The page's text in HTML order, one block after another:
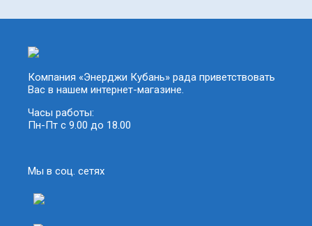
Компания «Энерджи Кубань» рада приветствовать
Вас в нашем интернет-магазине.
Часы работы:
Пн-Пт с 9.00 до 18.00
Мы в соц. сетях